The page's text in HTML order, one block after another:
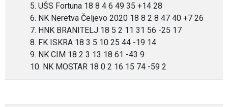
5. UŠS Fortuna 18 8 4 6 49 35 +14 28
6. NK Neretva Čeljevo 2020 18 8 2 8 47 40 +7 26
7. HNK BRANITELJ 18 5 2 11 31 56 -25 17
8. FK ISKRA 18 3 5 10 25 44 -19 14
9. NK CIM 18 2 3 13 18 61 -43 9
10. NK MOSTAR 18 0 2 16 15 74 -59 2